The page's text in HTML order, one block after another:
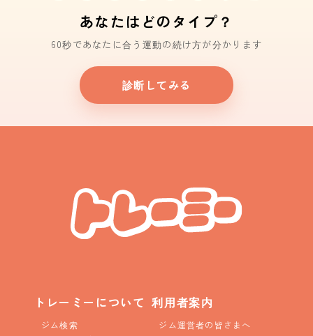
あなたはどのタイプ？
60秒であなたに合う運動の続け方が分かります
診断してみる
トレーミーについて
ジム検索
利用者案内
ジム運営者の皆さまへ